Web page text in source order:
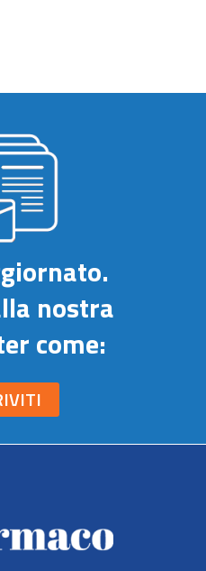
nostra
come: